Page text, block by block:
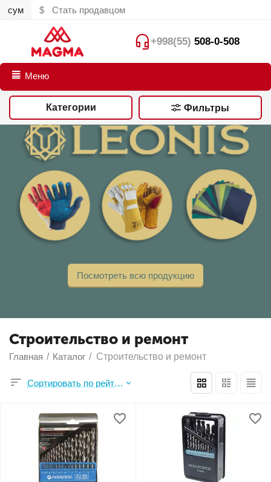
сум $ Стать продавцом
+998(55) 508-0-508
Меню
Категории Фильтры
Посмотреть всю продукцию
Строительство и ремонт
Главная / Каталог / Строительство и ремонт
Сортировать по рейтингу продавца